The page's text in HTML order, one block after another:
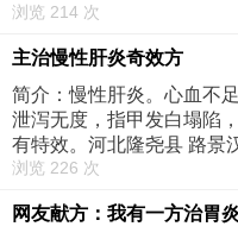
浏览 214 次
主治慢性肝炎奇效方
简介：慢性肝炎。心血不
泄泻无度，指甲发白塌陷
有特效。河北隆尧县 路景
浏览 226 次
网友献方：我有一方治胃